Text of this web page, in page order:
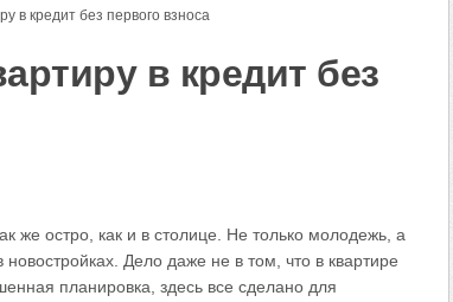
в кредит без первого взноса
в кредит без
же остро, как и в столице. Не только молодежь, а
Дело даже не в том, что в квартире
планировка, здесь все сделано для